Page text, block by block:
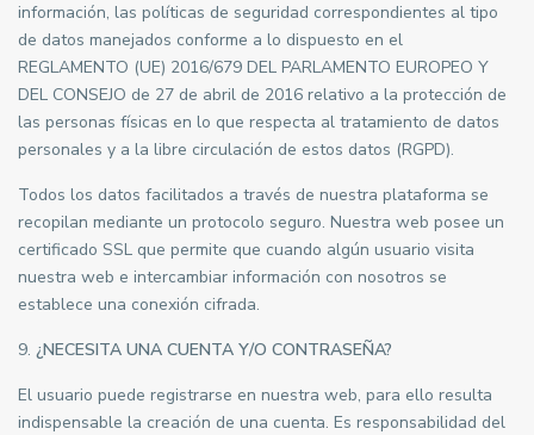
información, las políticas de seguridad correspondientes al tipo
de datos manejados conforme a lo dispuesto en el
REGLAMENTO (UE) 2016/679 DEL PARLAMENTO EUROPEO Y
DEL CONSEJO de 27 de abril de 2016 relativo a la protección de
las personas físicas en lo que respecta al tratamiento de datos
personales y a la libre circulación de estos datos (RGPD).
Todos los datos facilitados a través de nuestra plataforma se
recopilan mediante un protocolo seguro. Nuestra web posee un
certificado SSL que permite que cuando algún usuario visita
nuestra web e intercambiar información con nosotros se
establece una conexión cifrada.
9. ¿NECESITA UNA CUENTA Y/O CONTRASEÑA?
El usuario puede registrarse en nuestra web, para ello resulta
indispensable la creación de una cuenta. Es responsabilidad del